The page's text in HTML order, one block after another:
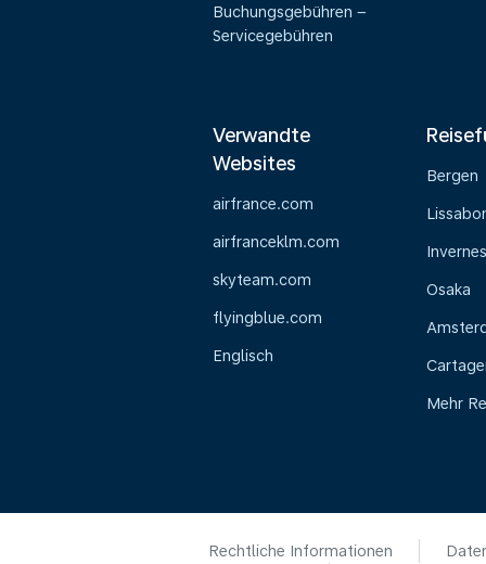
Buchungsgebühren –
Servicegebühren
Verwandte
Websites
airfrance.com
airfranceklm.com
skyteam.com
flyingblue.com
Englisch
Bergen
Osaka
Mehr
Rechtliche Informationen